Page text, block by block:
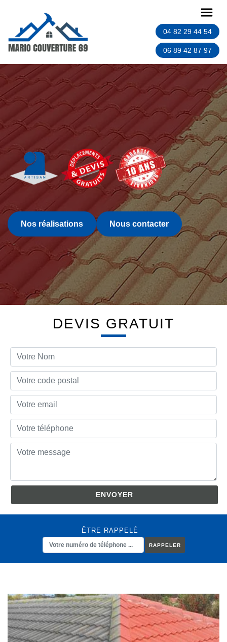
04 82 29 44 54
06 89 42 87 97
Nos réalisations Nous contacter
DEVIS GRATUIT
ÊTRE RAPPELÉ